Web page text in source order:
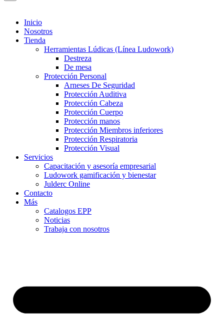
Inicio
Nosotros
Tienda
Herramientas Lúdicas (Línea Ludowork)
Destreza
De mesa
Protección Personal
Arneses De Seguridad
Protección Auditiva
Protección Cabeza
Protección Cuerpo
Protección manos
Protección Miembros inferiores
Protección Respiratoria
Protección Visual
Servicios
Capacitación y asesoría empresarial
Ludowork gamificación y bienestar
Julderc Online
Contacto
Más
Catalogos EPP
Noticias
Trabaja con nosotros